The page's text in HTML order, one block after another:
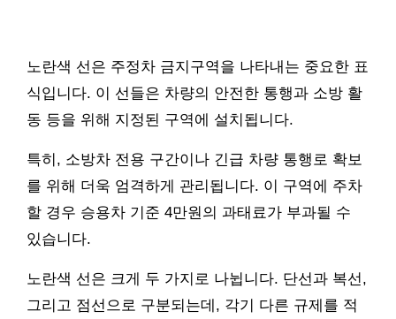
노란색 선은 주정차 금지구역을 나타내는 중요한 표
식입니다. 이 선들은 차량의 안전한 통행과 소방 활
동 등을 위해 지정된 구역에 설치됩니다.
특히, 소방차 전용 구간이나 긴급 차량 통행로 확보
를 위해 더욱 엄격하게 관리됩니다. 이 구역에 주차
할 경우 승용차 기준 4만원의 과태료가 부과될 수
있습니다.
노란색 선은 크게 두 가지로 나뉩니다. 단선과 복선,
그리고 점선으로 구분되는데, 각기 다른 규제를 적